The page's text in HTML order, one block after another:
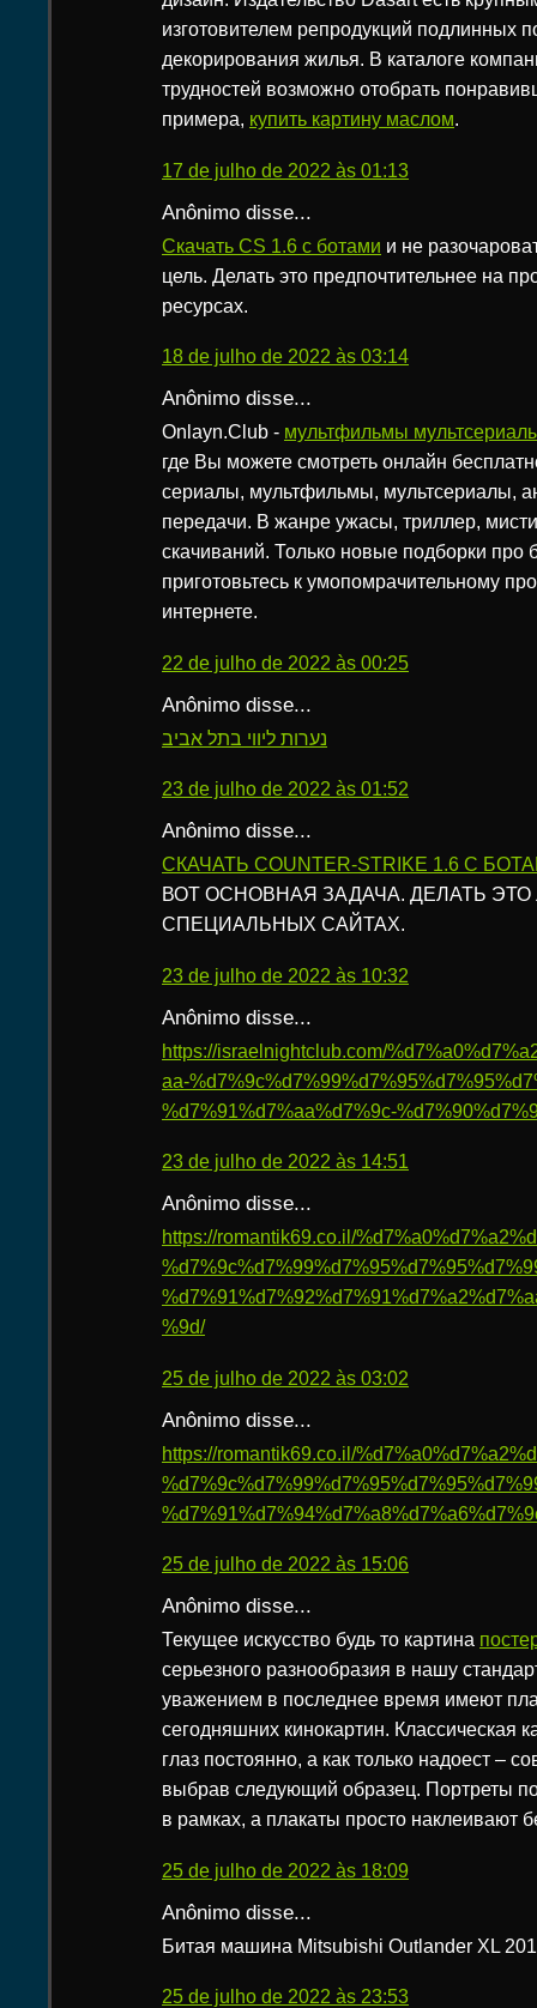
изготовителем репродукций подлинных
декорирования жилья. В каталоге
трудностей возможно отобрать
примера, купить картину маслом.
17 de julho de 2022 às 01:13
Anônimo disse...
Скачать CS 1.6 c ботами и не
цель. Делать это предпочтительнее на
ресурсах.
18 de julho de 2022 às 03:14
Anônimo disse...
Onlayn.Club - мультфильмы
где Вы можете смотреть онлайн
сериалы, мультфильмы, мультсериалы,
передачи. В жанре ужасы, триллер,
скачиваний. Только новые подборки про
приготовьтесь к умопомрачительному
интернете.
22 de julho de 2022 às 00:25
Anônimo disse...
נערות ליווי בתל אביב
23 de julho de 2022 às 01:52
Anônimo disse...
СКАЧАТЬ COUNTER-STRIKE 1.6 C
ВОТ ОСНОВНАЯ ЗАДАЧА. ДЕЛАТЬ
СПЕЦИАЛЬНЫХ САЙТАХ.
23 de julho de 2022 às 10:32
Anônimo disse...
https://israelnightclub.com/
aa-
%d7%91%d7%aa%d7%9c-
23 de julho de 2022 às 14:51
Anônimo disse...
https://romantik69.co.il/
%9d/
25 de julho de 2022 às 03:02
Anônimo disse...
https://romantik69.co.il/
25 de julho de 2022 às 15:06
Anônimo disse...
Текущее искусство будь то картина
серьезного разнообразия в нашу
уважением в последнее время имеют
сегодняшних кинокартин. Классическая
глаз постоянно, а как только надоест –
выбрав следующий образец. Портреты
в рамках, а плакаты просто наклеивают
25 de julho de 2022 às 18:09
Anônimo disse...
Битая машина Mitsubishi Outlander XL
25 de julho de 2022 às 23:53